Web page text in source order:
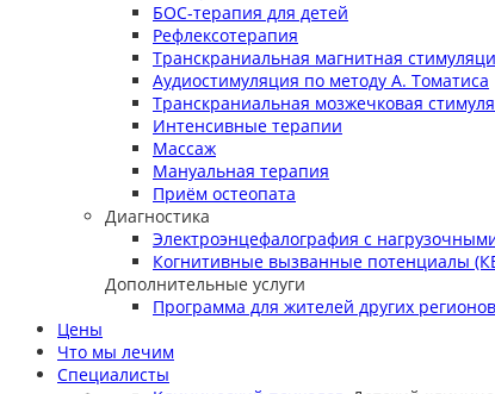
БОС-терапия для детей
Рефлексотерапия
Транскраниальная магнитная
Аудиостимуляция по методу А. Томатиса
Транскраниальная мозжечковая
Интенсивные терапии
Массаж
Мануальная терапия
Приём остеопата
Диагностика
Электроэнцефалография с
Когнитивные вызванные потенциалы
Дополнительные услуги
Программа для жителей других регионов
Цены
Что мы лечим
Специалисты